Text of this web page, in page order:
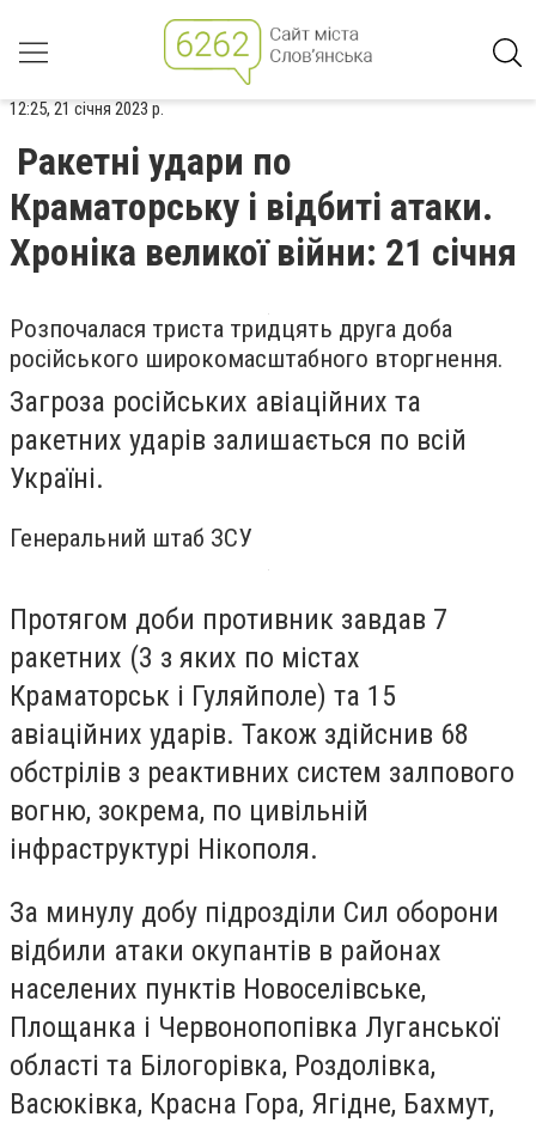
12:25, 21 січня 2023 р.
Ракетні удари по
Краматорську і відбиті атаки.
Хроніка великої війни: 21 січня
Розпочалася триста тридцять друга доба
російського широкомасштабного вторгнення.
Загроза російських авіаційних та
ракетних ударів залишається по всій
Україні.
Генеральний штаб ЗСУ
Протягом доби противник завдав 7
ракетних (3 з яких по містах
Краматорськ і Гуляйполе) та 15
авіаційних ударів. Також здійснив 68
обстрілів з реактивних систем залпового
вогню, зокрема, по цивільній
інфраструктурі Нікополя.
За минулу добу підрозділи Сил оборони
відбили атаки окупантів в районах
населених пунктів Новоселівське,
Площанка і Червонопопівка Луганської
області та Білогорівка, Роздолівка,
Васюківка, Красна Гора, Ягідне, Бахмут,